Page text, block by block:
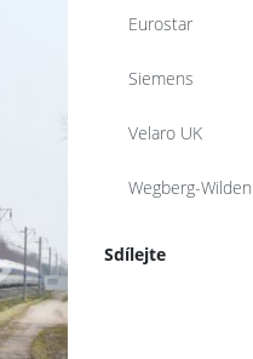
Next
Eurostar
Siemens
Velaro UK
Wegberg-
Sdílejte